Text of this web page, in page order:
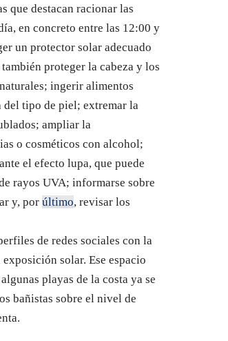
que destacan racionar las
en concreto entre las 12:00 y
un protector solar adecuado
proteger la cabeza y los
ingerir alimentos
tipo de piel; extremar la
ampliar la
o cosméticos con alcohol;
el efecto lupa, que puede
rayos UVA; informarse sobre
y, por último, revisar los
de redes sociales con la
solar. Ese espacio
playas de la costa ya se
bañistas sobre el nivel de